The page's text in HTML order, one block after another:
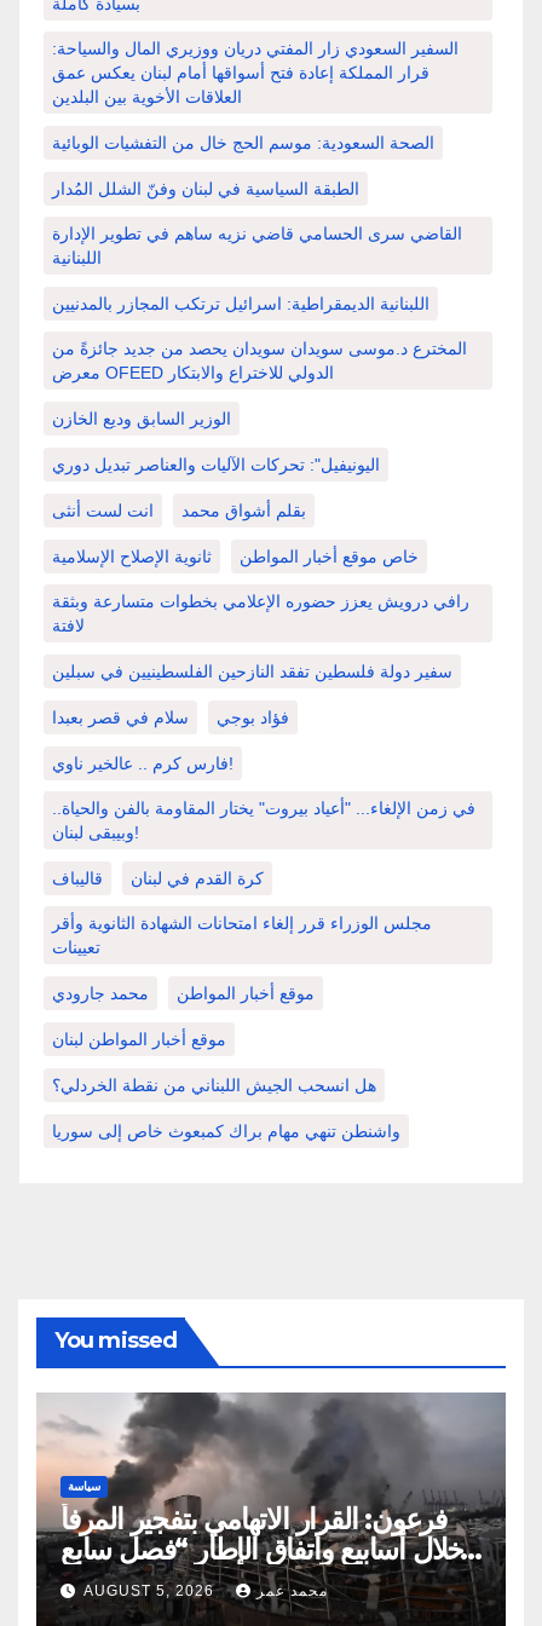
السفير السعودي زار المفتي دريان ووزيري المال والسياحة:
قرار المملكة إعادة فتح أسواقها أمام لبنان يعكس عمق
العلاقات الأخوية بين البلدين
الصحة السعودية: موسم الحج خال من التفشيات الوبائية
الطبقة السياسية في لبنان وفنّ الشلل المُدار
القاضي سرى الحسامي قاضي نزيه ساهم في تطوير الإدارة
اللبنانية
اللبنانية الديمقراطية: اسرائيل ترتكب المجازر بالمدنيين
المخترع د.موسى سويدان سويدان يحصد من جديد جائزةً من
معرض OFEED الدولي للاختراع والابتكار
الوزير السابق وديع الخازن
اليونيفيل": تحركات الآليات والعناصر تبديل دوري
انت لست أنثى بقلم أشواق محمد
ثانوية الإصلاح الإسلامية خاص موقع أخبار المواطن
رافي درويش يعزز حضوره الإعلامي بخطوات متسارعة وبثقة
لافتة
سفير دولة فلسطين تفقد النازحين الفلسطينيين في سبلين
سلام في قصر بعبدا فؤاد بوجي
فارس كرم .. عالخير ناوي!
في زمن الإلغاء... "أعياد بيروت" يختار المقاومة بالفن والحياة..
وبيبقى لبنان!
قاليباف كرة القدم في لبنان
مجلس الوزراء قرر إلغاء امتحانات الشهادة الثانوية وأقر
تعيينات
محمد جارودي موقع أخبار المواطن
موقع أخبار المواطن لبنان
هل انسحب الجيش اللبناني من نقطة الخردلي؟
واشنطن تنهي مهام براك كمبعوث خاص إلى سوريا
You missed
سياسة
فرعون: القرار الاتهامي بتفجير المرفأ
خلال أسابيع واتفاق الإطار “فصل سابع
ونصف”
AUGUST 5, 2026 محمد عمر